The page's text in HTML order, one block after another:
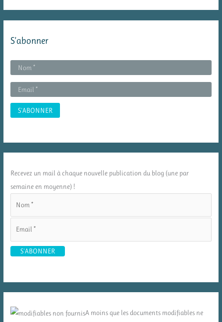
S’abonner
Recevez un mail à chaque nouvelle publication du blog (une par
semaine en moyenne) !
A moins que les documents modifiables ne